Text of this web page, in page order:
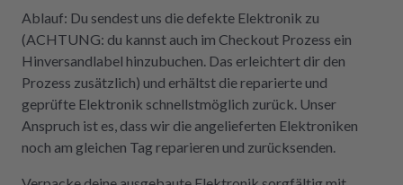
Ablauf: Du sendest uns die defekte Elektronik zu
(ACHTUNG: du kannst auch im Checkout Prozess ein
Hinversandlabel hinzubuchen. Das erleichtert dir den
Prozess zusätzlich) und erhältst die reparierte und
geprüfte Elektronik schnellstmöglich zurück. Unser
Anspruch ist es, dass wir die angelieferten Elektroniken
noch am gleichen Tag reparieren und zurücksenden.